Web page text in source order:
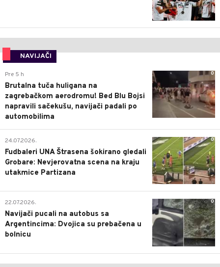
NAVIJAČI
0
Pre 5 h
Brutalna tuča huligana na
zagrebačkom aerodromu! Bed Blu Bojsi
napravili sačekušu, navijači padali po
automobilima
0
24.07.2026.
Fudbaleri UNA Štrasena šokirano gledali
Grobare: Nevjerovatna scena na kraju
utakmice Partizana
0
22.07.2026.
Navijači pucali na autobus sa
Argentincima: Dvojica su prebačena u
bolnicu